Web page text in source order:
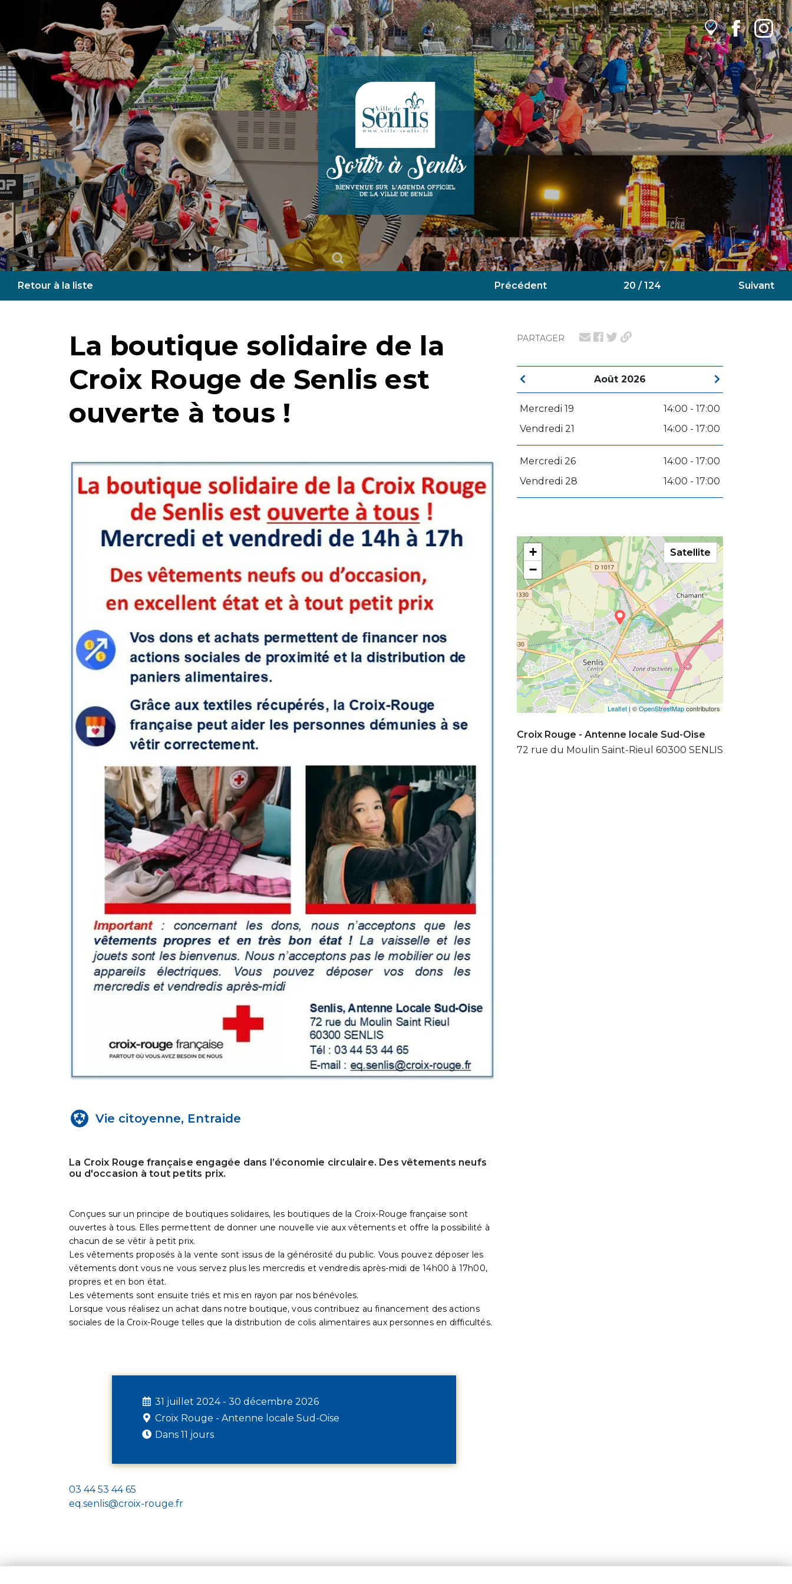
Retour à la liste Précédent 20 / 124 Suivant
PARTAGER
Août 2026
Mercredi 19
14:00 - 17:00
Vendredi 21
14:00 - 17:00
Mercredi 26
14:00 - 17:00
Vendredi 28
14:00 - 17:00
+
−
Leaflet| ©OpenStreetMapcontributors
Satellite
Croix Rouge - Antenne locale Sud-Oise
72 rue du Moulin Saint-Rieul 60300 SENLIS
La boutique solidaire de la
Croix Rouge de Senlis est
ouverte à tous !
Vie citoyenne, Entraide
La Croix Rouge française engagée dans l’économie circulaire. Des vêtements neufs
ou d'occasion à tout petits prix.
Conçues sur un principe de boutiques solidaires, les boutiques de la Croix-Rouge française sont
ouvertes à tous. Elles permettent de donner une nouvelle vie aux vêtements et offre la possibilité à
chacun de se vêtir à petit prix.
Les vêtements proposés à la vente sont issus de la générosité du public. Vous pouvez déposer les
vêtements dont vous ne vous servez plus les mercredis et vendredis après-midi de 14h00 à 17h00,
propres et en bon état.
Les vêtements sont ensuite triés et mis en rayon par nos bénévoles.
Lorsque vous réalisez un achat dans notre boutique, vous contribuez au financement des actions
sociales de la Croix-Rouge telles que la distribution de colis alimentaires aux personnes en difficultés.
31 juillet 2024 - 30 décembre 2026
Croix Rouge - Antenne locale Sud-Oise
Dans 11 jours
03 44 53 44 65
eq.senlis@croix-rouge.fr